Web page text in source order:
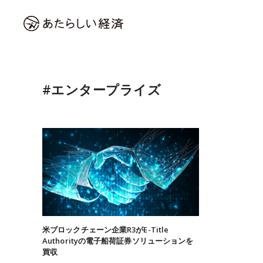
#エンタープライズ
米ブロックチェーン企業R3がE-Title
Authorityの電子船荷証券ソリューションを
買収